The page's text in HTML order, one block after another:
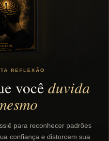
REFLEXÃO
você duvida
para reconhecer padrões
confiança e distorcem sua